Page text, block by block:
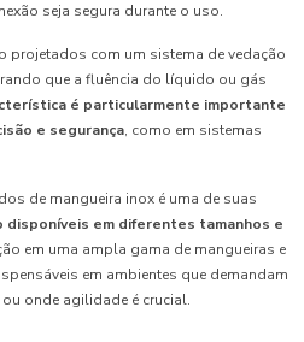
seja segura durante o uso.
com um sistema de vedação
que a fluência do líquido ou gás
é particularmente importante
e segurança, como em sistemas
de mangueira inox é uma de suas
disponíveis em diferentes tamanhos e
em uma ampla gama de mangueiras e
em ambientes que demandam
onde agilidade é crucial.